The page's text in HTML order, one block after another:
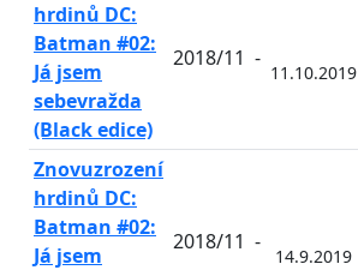
hrdinů DC:
Batman #02:
Já jsem
sebevražda
(Black edice)
2018/11 -
11.10.2019
Znovuzrození
hrdinů DC:
Batman #02:
Já jsem
2018/11 -
14.9.2019